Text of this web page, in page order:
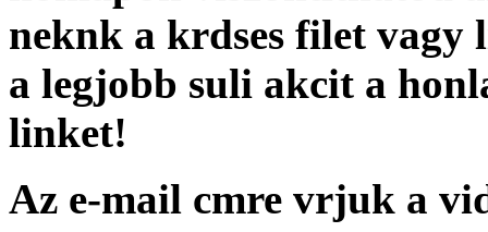
neknk a krdses filet vagy
a legjobb suli akcit a
linket!
Az e-mail cmre vrjuk a